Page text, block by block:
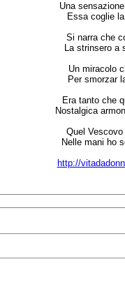
Una
Essa coglie
Si narra che
La strinsero a
Un miracolo
Per smorzar
Era tanto che
Nostalgica
Quel
Nelle mani ho
http://